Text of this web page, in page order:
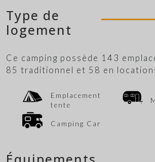
Type de
logement
Ce camping possède 143
85 traditionnel et 58 en
Emplacement
tente
Camping Car